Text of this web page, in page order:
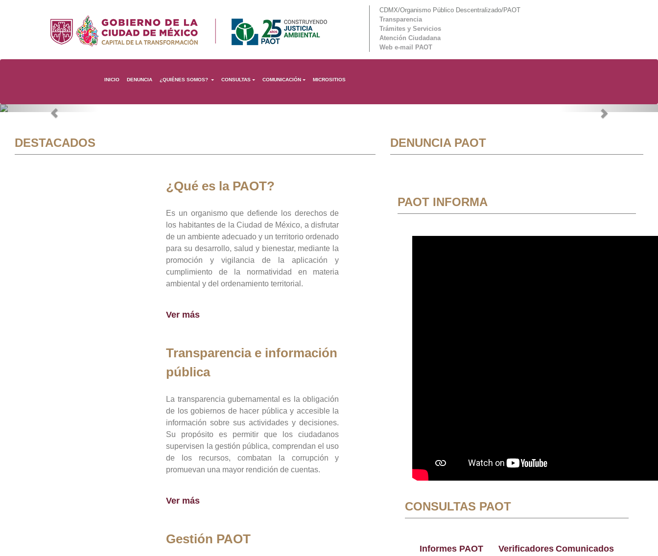
CDMX/Organismo Público Descentralizado/PAOT
Transparencia
Trámites y Servicios
Atención Ciudadana
Web e-mail PAOT
INICIO DENUNCIA ¿QUIÉNES SOMOS? CONSULTAS COMUNICACIÓN MICROSITIOS
Previous Next
DESTACADOS
¿Qué es la PAOT?
Es un organismo que defiende los derechos de
los habitantes de la Ciudad de México, a disfrutar
de un ambiente adecuado y un territorio ordenado
para su desarrollo, salud y bienestar, mediante la
promoción y vigilancia de la aplicación y
cumplimiento de la normatividad en materia
ambiental y del ordenamiento territorial.
Ver más
Transparencia e información
pública
La transparencia gubernamental es la obligación
de los gobiernos de hacer pública y accesible la
información sobre sus actividades y decisiones.
Su propósito es permitir que los ciudadanos
supervisen la gestión pública, comprendan el uso
de los recursos, combatan la corrupción y
promuevan una mayor rendición de cuentas.
Ver más
Gestión PAOT
DENUNCIA PAOT
PAOT INFORMA
CONSULTAS PAOT
Informes PAOT
Verificadores Comunicados